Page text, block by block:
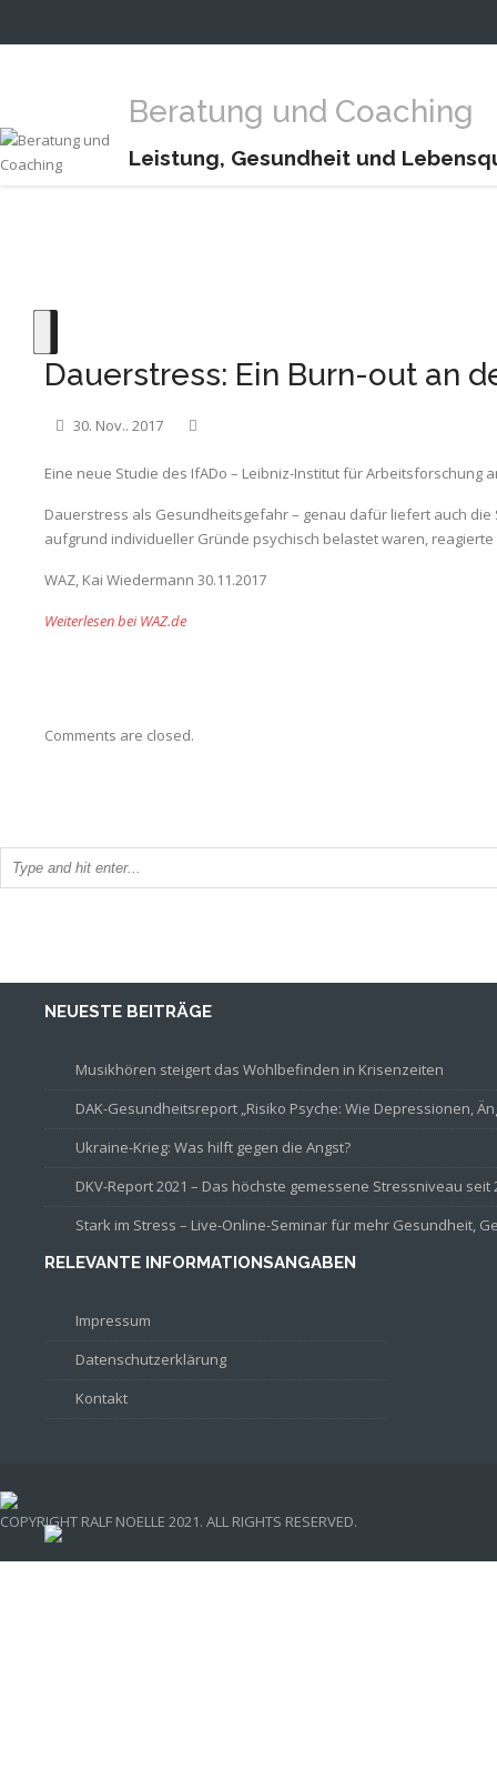
Beratung und Coaching
Leistung, Gesundheit und
Dauerstress: Ein Burn-out an
30. Nov.. 2017
Eine neue Studie des IfADo – Leibniz-Institut für
Dauerstress als Gesundheitsgefahr – genau dafür liefert auch
aufgrund individueller Gründe psychisch belastet waren,
WAZ, Kai Wiedermann 30.11.2017
Weiterlesen bei WAZ.de
Comments are closed.
NEUESTE BEITRÄGE
Musikhören steigert das Wohlbefinden in Krisenzeiten
DAK-Gesundheitsreport „Risiko Psyche: Wie Depressionen,
Ukraine-Krieg: Was hilft gegen die Angst?
DKV-Report 2021 – Das höchste gemessene Stressniveau seit
Stark im Stress – Live-Online-Seminar für mehr Gesundheit,
RELEVANTE INFORMATIONSANGABEN
Impressum
Datenschutzerklärung
Kontakt
COPYRIGHT RALF NOELLE 2021. ALL RIGHTS RESERVED.